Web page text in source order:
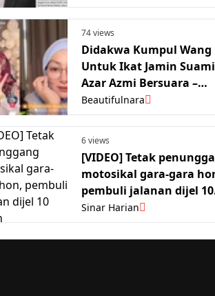
74 views
Didakwa Kumpul Wang
Untuk Ikat Jamin
Azar Azmi Bersuara –
“Saya Tak Pernah
Keluarkan…”
Beautifulnara
6 views
[VIDEO] Tetak
motosikal gara-gara
pembuli jalanan dijel 10
tahun
Sinar Harian